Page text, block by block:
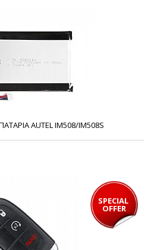
AUTEL IM508/IM508S
SPECIAL
OFFER